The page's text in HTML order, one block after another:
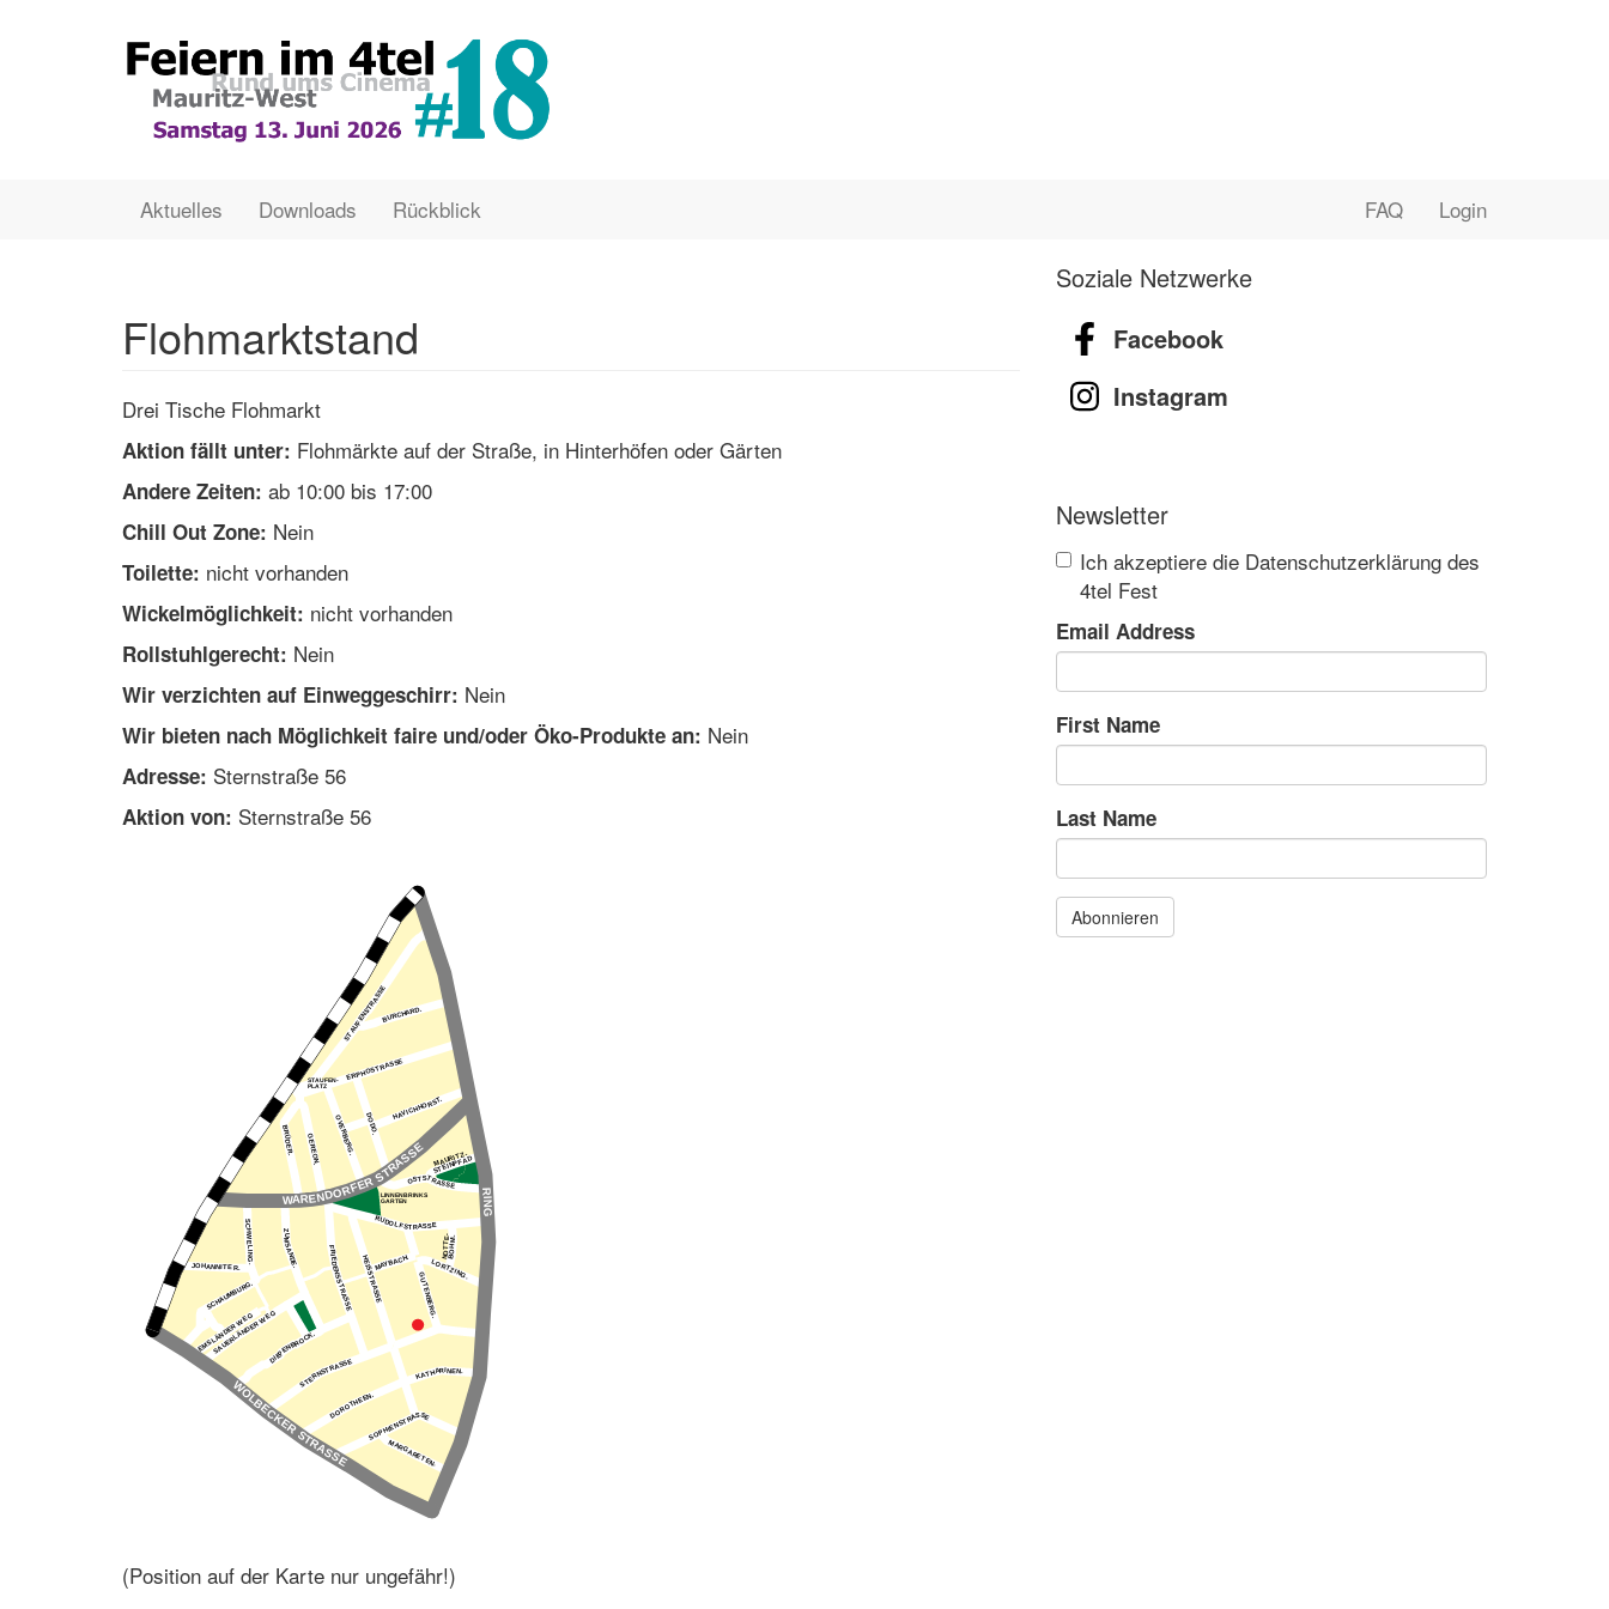
Main
Aktuelles Downloads Rückblick
User FAQ Login
Flohmarktstand
Drei Tische Flohmarkt
Aktion fällt unter: Flohmärkte auf der Straße, in Hinterhöfen oder Gärten
Andere Zeiten: ab 10:00 bis 17:00
Chill Out Zone: Nein
Toilette: nicht vorhanden
Wickelmöglichkeit: nicht vorhanden
Rollstuhlgerecht: Nein
Wir verzichten auf Einweggeschirr: Nein
Wir bieten nach Möglichkeit faire und/oder Öko-Produkte an: Nein
Adresse: Sternstraße 56
Aktion von: Sternstraße 56
(Position auf der Karte nur ungefähr!)
Soziale Netzwerke
Facebook
Instagram
Newsletter
Ich akzeptiere die Datenschutzerklärung des
4tel Fest
Email Address
First Name
Last Name
Abonnieren